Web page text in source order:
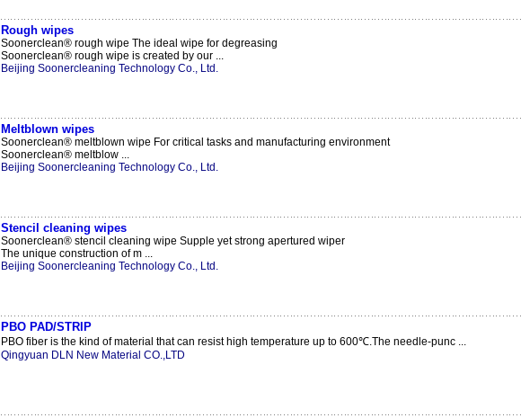
Rough wipes
Soonerclean® rough wipe The ideal wipe for degreasing
Soonerclean® rough wipe is created by our ...
Beijing Soonercleaning Technology Co., Ltd.
Meltblown wipes
Soonerclean® meltblown wipe For critical tasks and manufacturing environment
Soonerclean® meltblow ...
Beijing Soonercleaning Technology Co., Ltd.
Stencil cleaning wipes
Soonerclean® stencil cleaning wipe Supple yet strong apertured wiper
The unique construction of m ...
Beijing Soonercleaning Technology Co., Ltd.
PBO PAD/STRIP
PBO fiber is the kind of material that can resist high temperature up to 600℃.The needle-punc ...
Qingyuan DLN New Material CO.,LTD